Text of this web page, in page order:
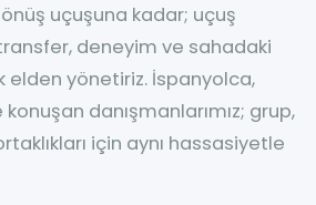
uçuşuna kadar; uçuş
deneyim ve sahadaki
elden yönetiriz. İspanyolca,
danışmanlarımız; grup,
için aynı hassasiyetle